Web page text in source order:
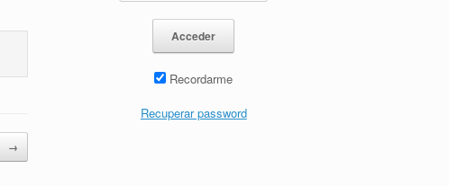
→
Recordarme
Recuperar password